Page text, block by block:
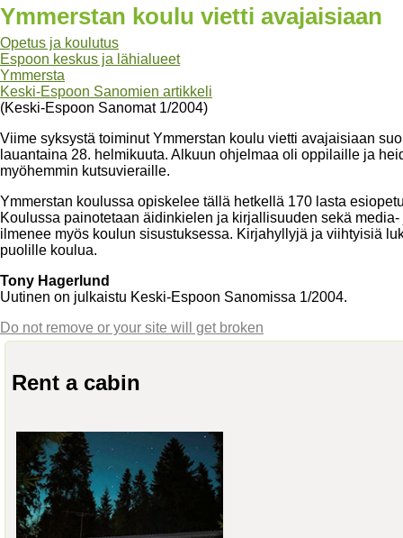
Ymmerstan koulu vietti avajaisiaan
Opetus ja koulutus
Espoon keskus ja lähialueet
Ymmersta
Keski-Espoon Sanomien artikkeli
(Keski-Espoon Sanomat 1/2004)
Viime syksystä toiminut Ymmerstan koulu vietti avajaisiaan
lauantaina 28. helmikuuta. Alkuun ohjelmaa oli oppilaille ja
myöhemmin kutsuvieraille.
Ymmerstan koulussa opiskelee tällä hetkellä 170 lasta
Koulussa painotetaan äidinkielen ja kirjallisuuden sekä
ilmenee myös koulun sisustuksessa. Kirjahyllyjä ja viihtyisiä
puolille koulua.
Tony Hagerlund
Uutinen on julkaistu Keski-Espoon Sanomissa 1/2004.
Do not remove or your site will get broken
Rent a cabin